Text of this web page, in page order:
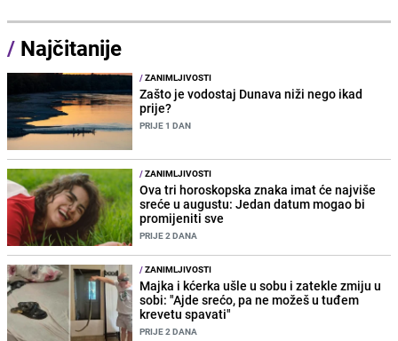
/ Najčitanije
/ZANIMLJIVOSTI
Zašto je vodostaj Dunava niži nego ikad
prije?
PRIJE 1 DAN
/ZANIMLJIVOSTI
Ova tri horoskopska znaka imat će najviše
sreće u augustu: Jedan datum mogao bi
promijeniti sve
PRIJE 2 DANA
/ZANIMLJIVOSTI
Majka i kćerka ušle u sobu i zatekle zmiju u
sobi: "Ajde srećo, pa ne možeš u tuđem
krevetu spavati"
PRIJE 2 DANA